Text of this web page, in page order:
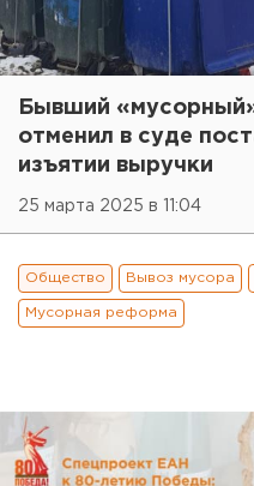
Бывший
отменил в суде
изъятии выручки
25 марта 2025 в 11:04
Общество Вывоз мусора
Мусорная реформа